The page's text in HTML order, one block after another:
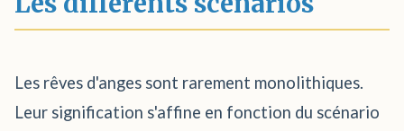
Les rêves d'anges sont rarement monolithiques.
Leur signification s'affine en fonction du scénario